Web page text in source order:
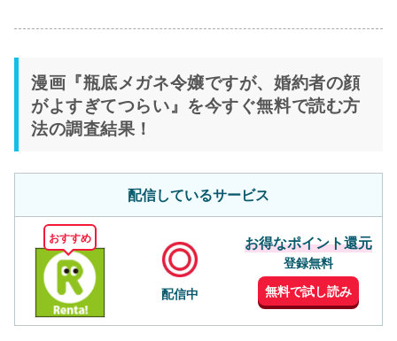
漫画『瓶底メガネ令嬢ですが、婚約者の顔
がよすぎてつらい』を今すぐ無料で読む方
法の調査結果！
配信しているサービス
おすすめ
配信中
お得なポイント還元
登録無料
無料で試し読み